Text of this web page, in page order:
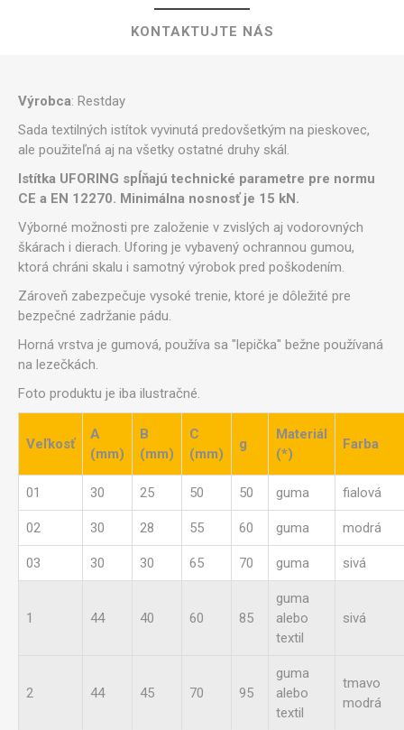
KONTAKTUJTE NÁS
Výrobca: Restday
Sada textilných istítok vyvinutá predovšetkým na pieskovec,
ale použiteľná aj na všetky ostatné druhy skál.
Istítka UFORING spĺňajú technické parametre pre normu
CE a EN 12270. Minimálna nosnosť je 15 kN.
Výborné možnosti pre založenie v zvislých aj vodorovných
škárach i dierach. Uforing je vybavený ochrannou gumou,
ktorá chráni skalu i samotný výrobok pred poškodením.
Zároveň zabezpečuje vysoké trenie, ktoré je dôležité pre
bezpečné zadržanie pádu.
Horná vrstva je gumová, používa sa "lepička" bežne používaná
na lezečkách.
Foto produktu je iba ilustračné.
Veľkosť
A
(mm)
B
(mm)
C
(mm)
g
Materiál
(*)
Farba
01 30 25 50 50 guma fialová
02 30 28 55 60 guma modrá
03 30 30 65 70 guma sivá
1 44 40 60 85
guma
alebo
textil
sivá
2 44 45 70 95
guma
alebo
textil
tmavo
modrá